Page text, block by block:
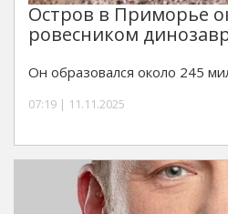
Остров в Приморье
ровесником
Он образовался около 245
07:19 | 11.11.2025